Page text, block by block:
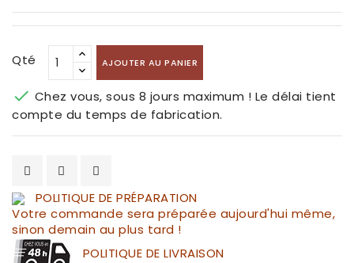
Qté AJOUTER AU PANIER
 Chez vous, sous 8 jours maximum ! Le délai tient
compte du temps de fabrication.
POLITIQUE DE PRÉPARATION
Votre commande sera préparée aujourd'hui même,
sinon demain au plus tard !
POLITIQUE DE LIVRAISON